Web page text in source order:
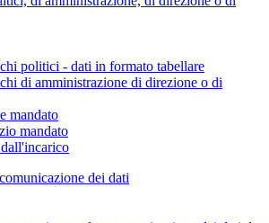
politici - dati in formato tabellare
di amministrazione di direzione o di
mandato
mandato
dei dati